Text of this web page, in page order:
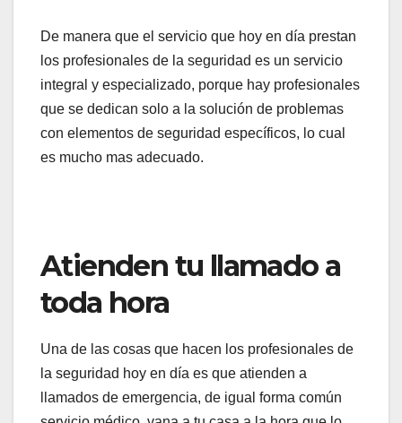
De manera que el servicio que hoy en día prestan
los profesionales de la seguridad es un servicio
integral y especializado, porque hay profesionales
que se dedican solo a la solución de problemas
con elementos de seguridad específicos, lo cual
es mucho mas adecuado.
Atienden tu llamado a
toda hora
Una de las cosas que hacen los profesionales de
la seguridad hoy en día es que atienden a
llamados de emergencia, de igual forma común